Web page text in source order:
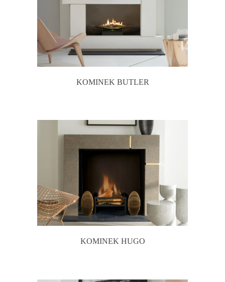
KOMINEK BUTLER
KOMINEK HUGO